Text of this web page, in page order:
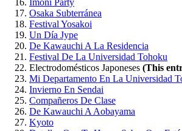
Imoni Party
Osaka Subterránea
Festival Yosakoi
Un Día Jype
De Kawauchi A La Residencia
Festival De La Universidad Tohoku
Electrodomésticos Japoneses (This
Mi Departamento En La Universidad
Invierno En Sendai
Compañeros De Clase
De Kawauchi A Aobayama
Kyoto